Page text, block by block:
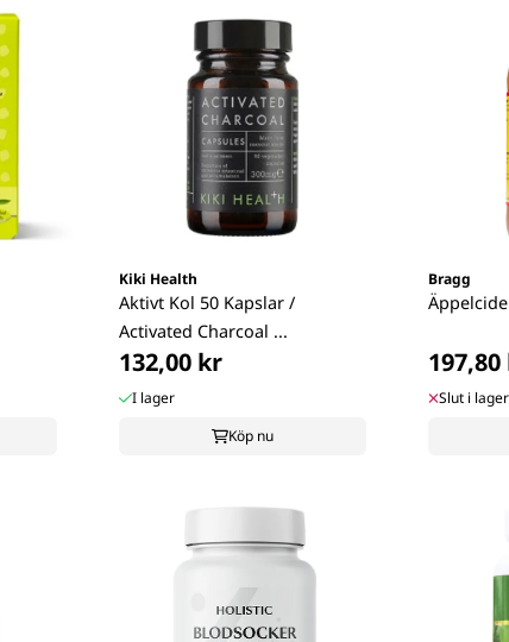
Kiki Health
Aktivt Kol 50 Kapslar /
Activated Charcoal ...
132,00 kr
I lager
Köp nu
Bragg
Slut i lager